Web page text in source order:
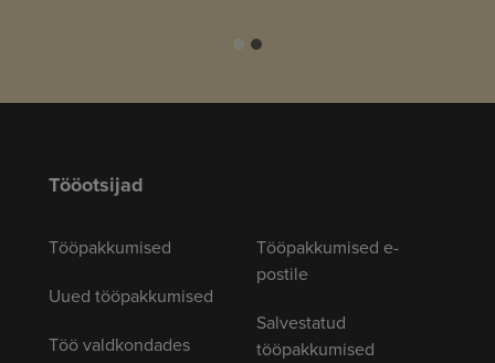
Tööotsijad
Tööpakkumised
Uued tööpakkumised
Töö valdkondades
Tööpakkumised e-
postile
Salvestatud
tööpakkumised